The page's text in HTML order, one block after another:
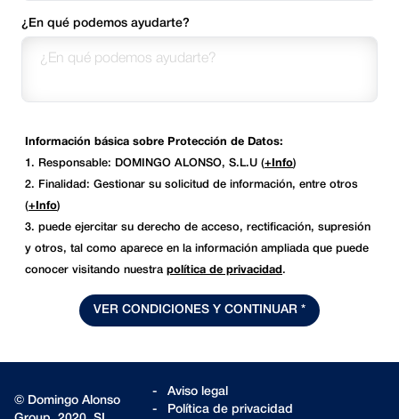
¿En qué podemos ayudarte?
Información básica sobre Protección de Datos:
1. Responsable: DOMINGO ALONSO, S.L.U (+Info)
2. Finalidad: Gestionar su solicitud de información, entre otros
(+Info)
3. puede ejercitar su derecho de acceso, rectificación, supresión
y otros, tal como aparece en la información ampliada que puede
conocer visitando nuestra política de privacidad .
VER CONDICIONES Y CONTINUAR *
© Domingo Alonso
-
Aviso legal
-
Política de privacidad